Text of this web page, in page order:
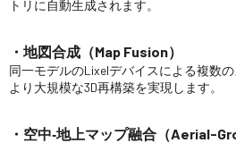
トリに自動生成されます。
・地図合成（Map Fusion）
同一モデルのLixelデバイスによる複数
より大規模な3D再構築を実現します。
・空中‐地上マップ融合（Aerial-